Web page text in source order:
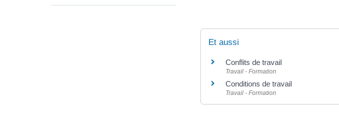
Et aussi
Conflits de travail
Travail - Formation
Conditions de travail
Travail - Formation